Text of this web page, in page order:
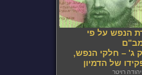
הנפש על פי
ג' – חלקי הנפש,
של הדמיון
רויטר